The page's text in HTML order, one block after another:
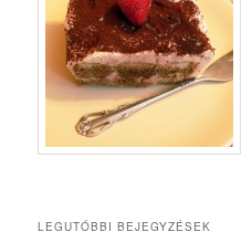
LEGUTÓBBI BEJEGYZÉSEK